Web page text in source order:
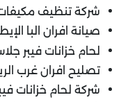
شركة تنظيف
صيانة افران البا
لحام خزانات فيبر
تصليح افران غرب
شركة لحام خزانات